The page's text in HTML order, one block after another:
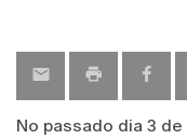
No passado dia 3